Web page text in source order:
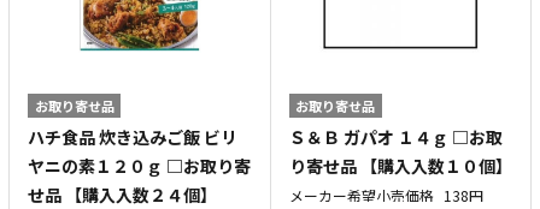
お取り寄せ品
ハチ食品 炊き込みご飯 ビリ
ヤニの素１２０ｇ □お取り寄
せ品 【購入入数２４個】
お取り寄せ品
Ｓ＆Ｂ ガパオ １４ｇ □お取
り寄せ品 【購入入数１０個】
メーカー希望小売価格 138円